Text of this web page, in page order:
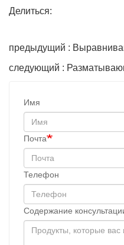
Делиться:
предыдущий :
следующий :
Имя
Почта
Телефон
Содержание